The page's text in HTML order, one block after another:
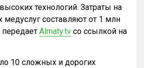
технологий. Затраты на
медуслуг составляют от 1 млн
Almaty.tv со ссылкой на
10 сложных и дорогих